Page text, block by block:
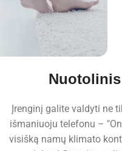
Įrenginį galite valdyti ne
išmaniuoju telefonu –
visišką namų klimato